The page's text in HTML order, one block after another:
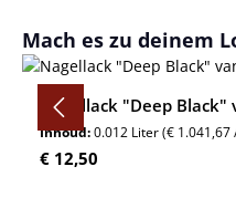
Productgalerij overslaan
Mach es zu deinem
Nagellack "Deep Black"
Inhoud:0.012 Liter(€ 1.041,67
Normale prijs:
€ 12,50